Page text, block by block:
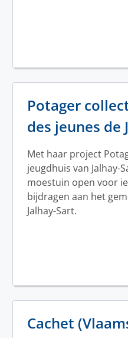
Potager
des jeunes de
Met haar project
jeugdhuis van Jalhay-
moestuin open voor
bijdragen aan het
Jalhay-Sart.
Cachet